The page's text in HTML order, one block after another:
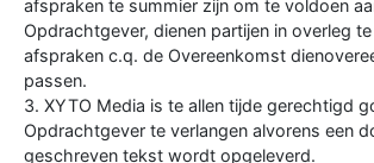
afspraken te summier zijn om te voldoen
Opdrachtgever, dienen partijen in overleg
afspraken c.q. de Overeenkomst
passen.
3. XYTO Media is te allen tijde gerechtigd
Opdrachtgever te verlangen alvorens een
geschreven tekst wordt opgeleverd.